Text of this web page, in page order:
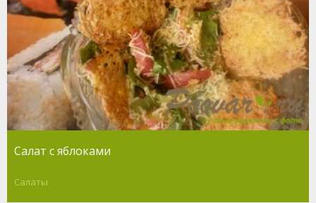
Салат с яблоками
Салаты